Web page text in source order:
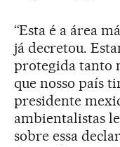
“Esta é a área
já decretou.
protegida tanto
que nosso país
presidente
ambientalistas
sobre essa